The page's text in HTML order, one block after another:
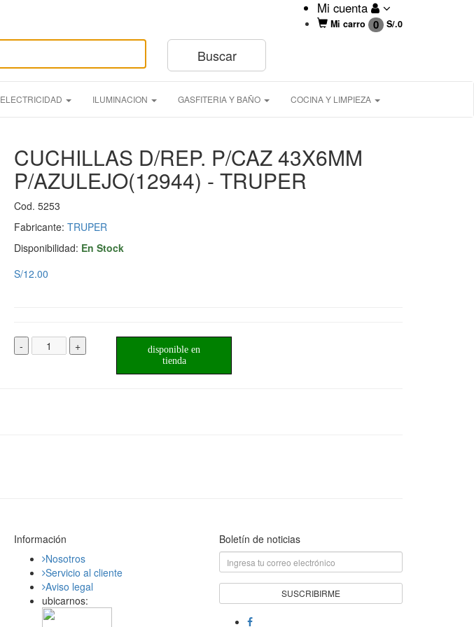
Mi cuenta
Mi carro 0 S/.0
ELECTRICIDAD ILUMINACION GASFITERIA Y BAÑO COCINA Y LIMPIEZA
CUCHILLAS D/REP. P/CAZ 43X6MM
P/AZULEJO(12944) - TRUPER
Cod. 5253
Fabricante: TRUPER
Disponibilidad: En Stock
S/12.00
- +
disponible en
tienda
Información
Nosotros
Servicio al cliente
Aviso legal
ubicarnos:
Boletín de noticias